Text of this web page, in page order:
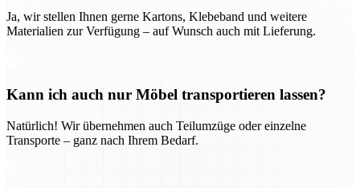
Ja, wir stellen Ihnen gerne Kartons, Klebeband und weitere
Materialien zur Verfügung – auf Wunsch auch mit Lieferung.
Kann ich auch nur Möbel transportieren lassen?
Natürlich! Wir übernehmen auch Teilumzüge oder einzelne
Transporte – ganz nach Ihrem Bedarf.